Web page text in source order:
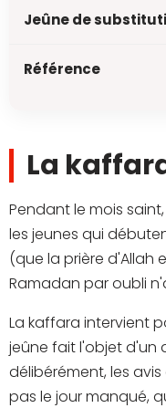
Jeûne de
Référence
La
Pendant le mois
les jeunes qui
(que la prière d'Allah
Ramadan par oubli
La kaffara intervient
jeûne fait l'objet d'un
délibérément, les
pas le jour manqué,